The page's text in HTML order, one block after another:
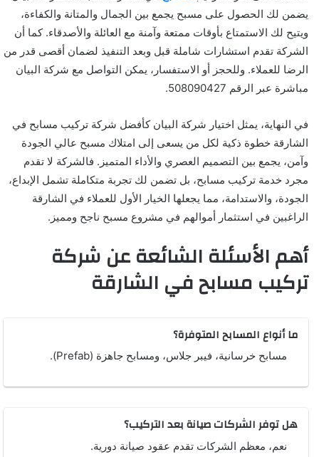
يضمن لك الحصول على مسبح يجمع بين الجمال والمتانة والكفاءة،
ويتيح لك الاستمتاع بأوقات ممتعة وآمنة مع العائلة والأصدقاء. كما أن
الشركة تقدم استشارات شاملة قبل وبعد التنفيذ لضمان أقصى قدر من
الرضا للعملاء. وللحجز أو الاستفسار، يمكن التواصل مع شركة البيان
مباشرة عبر الرقم 508090427.
في النهاية، يمثل اختيار شركة البيان كأفضل شركة تركيب مسابح في
الشارقة خطوة ذكية لكل من يسعى إلى امتلاك مسبح عالي الجودة
وآمن، يجمع بين التصميم العصري والأداء المتميز. فالشركة لا تقدم
مجرد خدمة تركيب مسابح، بل تضمن لك تجربة متكاملة تشمل الإبداع،
الجودة، والاستدامة، مما يجعلها الخيار الأول للعملاء في الشارقة
الراغبين في استثمار أموالهم في مشروع مسبح ناجح ومميز.
أهم الأسئلة الشائعة عن شركة
تركيب مسابح في الشارقة
ما أنواع المسابح المتوفرة؟
مسابح خرسانية، فيبر جلاس، ومسابح جاهزة (Prefab).
هل توفر الشركات صيانة بعد التركيب؟
نعم، معظم الشركات تقدم عقود صيانة دورية.